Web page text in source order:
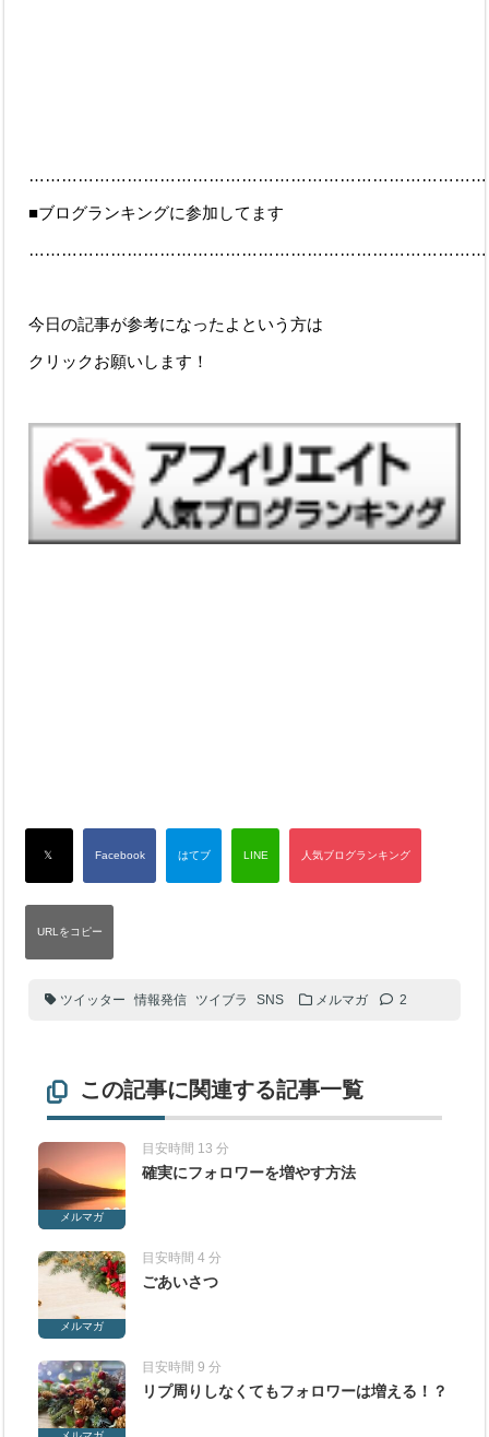
■ブログランキングに参加してます
今日の記事が参考になったよという方は
クリックお願いします！
ツイッター 情報発信 ツイブラ SNS メルマガ 2
この記事に関連する記事一覧
メルマガ
目安時間 13 分
確実にフォロワーを増やす方法
メルマガ
目安時間 4 分
ごあいさつ
目安時間 9 分
リプ周りしなくてもフォロワーは増える！？